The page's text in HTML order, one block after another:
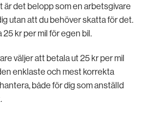
är det belopp som en arbetsgivare
utan att du behöver skatta för det.
kr per mil för egen bil.
väljer att betala ut 25 kr per mil
enklaste och mest korrekta
både för dig som anställd